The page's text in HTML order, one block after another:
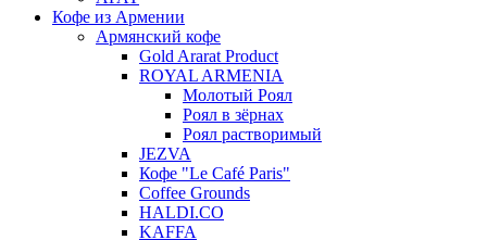
Кофе из Армении
Армянский кофе
Gold Ararat Product
ROYAL ARMENIA
Молотый Роял
Роял в зёрнах
Роял растворимый
JEZVA
Кофе "Le Café Paris"
Coffee Grounds
HALDI.CO
KAFFA